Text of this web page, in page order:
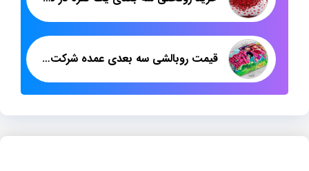
قیمت روبالشی سه بعدی عمده شرکت پاندا